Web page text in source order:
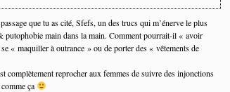
que tu as cité, Sfefs, un des trucs qui m’énerve le plus
putophobie main dans la main. Comment pourrait-il « avoir
« maquiller à outrance » ou de porter des « vêtements de
complètement reprocher aux femmes de suivre des injonctions
ça